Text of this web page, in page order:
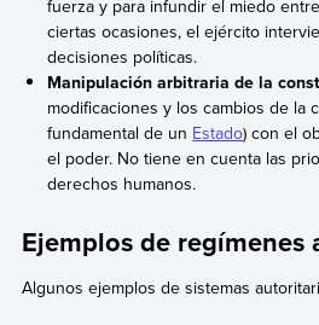
fuerza y para infundir el miedo
ciertas ocasiones, el ejército
decisiones políticas.
Manipulación arbitraria de la
modificaciones y los cambios de la
fundamental de un Estado) con el
el poder. No tiene en cuenta las
derechos humanos.
Ejemplos de regímenes
Algunos ejemplos de sistemas